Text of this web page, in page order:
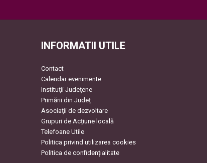
INFORMATII UTILE
Contact
Calendar evenimente
Instituţii Judeţene
Primării din Județ
Asociaţii de dezvoltare
Grupuri de Acțiune locală
Telefoane Utile
Politica privind utilizarea cookies
Politica de confidențialitate